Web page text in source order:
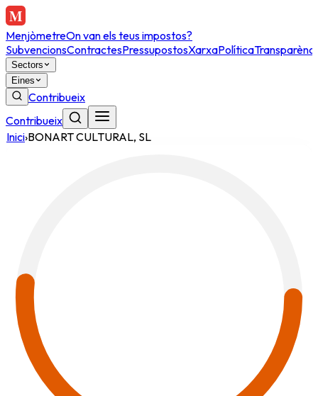
MenjòmetreOn van els teus impostos?
SubvencionsContractesPressupostosXarxaPolítica
Sectors
Eines
Contribueix
Contribueix
Inici›BONART CULTURAL, SL